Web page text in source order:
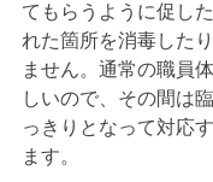
てもらうように促し
れた箇所を消毒した
ません。通常の職員
しいので、その間は
っきりとなって対応
ます。